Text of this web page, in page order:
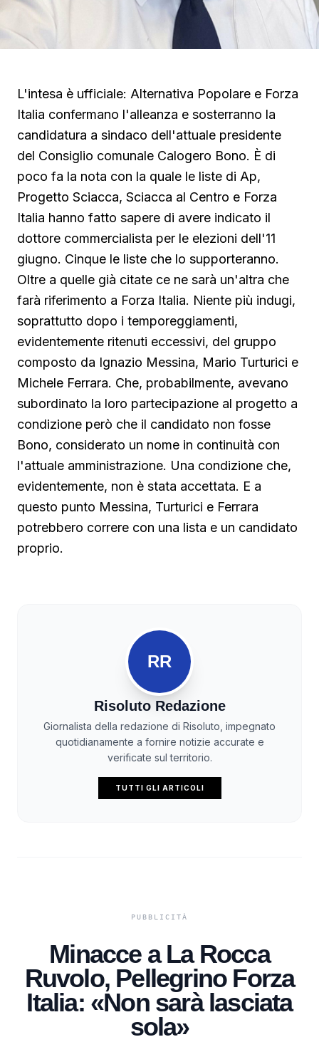
L'intesa è ufficiale: Alternativa Popolare e Forza
Italia confermano l'alleanza e sosterranno la
candidatura a sindaco dell'attuale presidente
del Consiglio comunale Calogero Bono. È di
poco fa la nota con la quale le liste di Ap,
Progetto Sciacca, Sciacca al Centro e Forza
Italia hanno fatto sapere di avere indicato il
dottore commercialista per le elezioni dell'11
giugno. Cinque le liste che lo supporteranno.
Oltre a quelle già citate ce ne sarà un'altra che
farà riferimento a Forza Italia. Niente più indugi,
soprattutto dopo i temporeggiamenti,
evidentemente ritenuti eccessivi, del gruppo
composto da Ignazio Messina, Mario Turturici e
Michele Ferrara. Che, probabilmente, avevano
subordinato la loro partecipazione al progetto a
condizione però che il candidato non fosse
Bono, considerato un nome in continuità con
l'attuale amministrazione. Una condizione che,
evidentemente, non è stata accettata. E a
questo punto Messina, Turturici e Ferrara
potrebbero correre con una lista e un candidato
proprio.
RR
Risoluto Redazione
Giornalista della redazione di Risoluto, impegnato
quotidianamente a fornire notizie accurate e
verificate sul territorio.
TUTTI GLI ARTICOLI
Minacce a La Rocca
Ruvolo, Pellegrino Forza
Italia: «Non sarà lasciata
sola»